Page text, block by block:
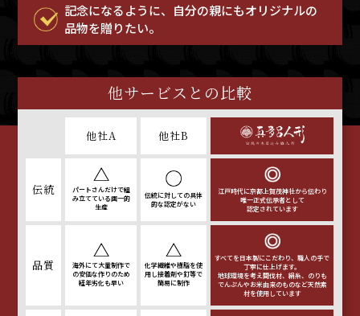
記念になるように、自分の親にもオリジナルの
品物を贈りたい。
他サービスとの比較
他社A 他社B
伝統 パートさんだけで組
み立てている画一的
生産
伝統に対しての具体
的な認定がない
江戸時代に京都上賀茂神社から伝わり
唯一正式伝承者として
認定されています
品質
海外にて大量制作で
の安価な作りのため
経年劣化も早い
化学繊維や樹脂を使
用し接着剤や釘等で
簡易に制作
すべてを日本製にこだわり、職人の手で
丁寧に仕上げます。
地球環境を考え間伐材、絹糸、
のりも
でんぷんやお米由来のものなど天然素
材を使用しています